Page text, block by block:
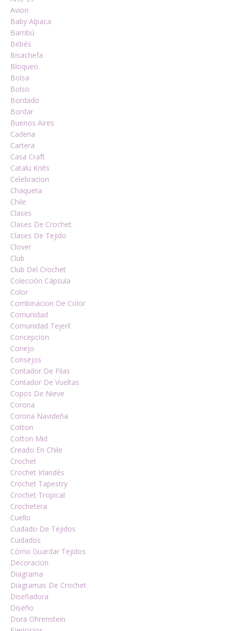
Avion
Baby Alpaca
Bambú
Bebés
Bisachefa
Bloqueo
Bolsa
Bolso
Bordado
Bordar
Buenos Aires
Cadena
Cartera
Casa Craft
Catalu Knits
Celebracion
Chaqueta
Chile
Clases
Clases De Crochet
Clases De Tejido
Clover
Club
Club Del Crochet
Colección Cápsula
Color
Combinacion De Color
Comunidad
Comunidad Tejeril
Concepcion
Conejo
Consejos
Contador De Filas
Contador De Vueltas
Copos De Nieve
Corona
Corona Navideña
Cotton
Cotton Mid
Creado En Chile
Crochet
Crochet Irlandés
Crochet Tapestry
Crochet Tropical
Crochetera
Cuello
Cuidado De Tejidos
Cuidados
Cómo Guardar Tejidos
Decoracion
Diagrama
Diagramas De Crochet
Diseñadora
Diseño
Dora Ohrenstein